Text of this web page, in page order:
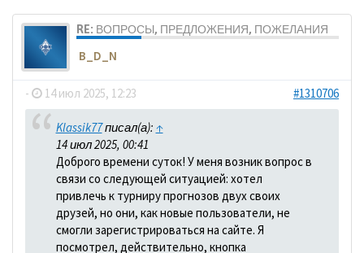
RE: ВОПРОСЫ, ПРЕДЛОЖЕНИЯ, ПОЖЕЛАНИЯ
B_D_N
- 14 июл 2025, 12:23 #1310706
Klassik77писал(а): ↑
14 июл 2025, 00:41
Доброго времени суток! У меня возник вопрос в
связи со следующей ситуацией: хотел
привлечь к турниру прогнозов двух своих
друзей, но они, как новые пользователи, не
смогли зарегистрироваться на сайте. Я
посмотрел, действительно, кнопка